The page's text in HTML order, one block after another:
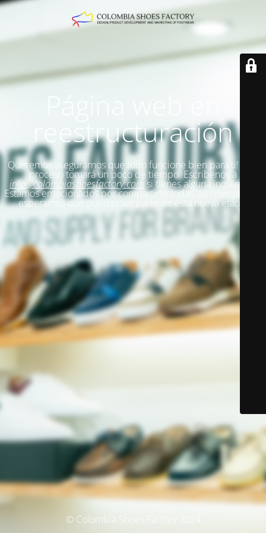
reestructuración
Queremos asegurarnos que todo funcione bien para ti!
proceso tomará un poco de tiempo. Escribenos a
info@colombiashoesfactory.com si tienes alguna inquietud.
Estamos emocionados por compartirte todas las novedades y
esperamos que puedas ser parte de esta nueva etapa.
© Colombia Shoes Factory 2024